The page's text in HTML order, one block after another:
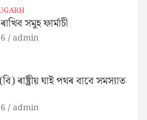
সমুহ ফাৰ্মাচী
admin
ৰাষ্ট্ৰীয় ঘাই পথৰ বাবে সমস্যাত
admin